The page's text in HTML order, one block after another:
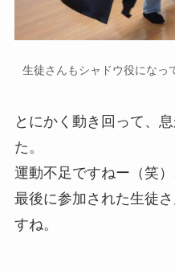
生徒さんもシャドウ役になっ
とにかく動き回って、
た。
運動不足ですねー（笑）
最後に参加された生徒
すね。